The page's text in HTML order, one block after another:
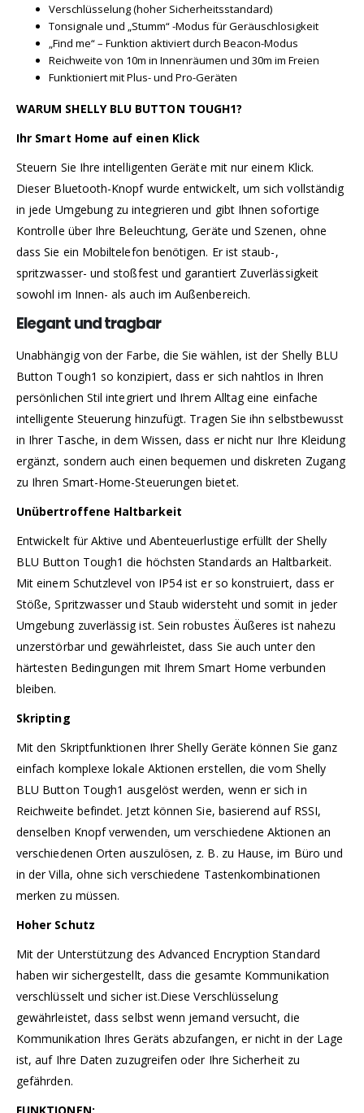
Verschlüsselung (hoher Sicherheitsstandard)
Tonsignale und „Stumm“ -Modus für Geräuschlosigkeit
„Find me“ – Funktion aktiviert durch Beacon-Modus
Reichweite von 10m in Innenräumen und 30m im Freien
Funktioniert mit Plus- und Pro-Geräten
WARUM SHELLY BLU BUTTON TOUGH1?
Ihr Smart Home auf einen Klick
Steuern Sie Ihre intelligenten Geräte mit nur einem Klick.
Dieser Bluetooth-Knopf wurde entwickelt, um sich vollständig
in jede Umgebung zu integrieren und gibt Ihnen sofortige
Kontrolle über Ihre Beleuchtung, Geräte und Szenen, ohne
dass Sie ein Mobiltelefon benötigen. Er ist staub-,
spritzwasser- und stoßfest und garantiert Zuverlässigkeit
sowohl im Innen- als auch im Außenbereich.
Elegant und tragbar
Unabhängig von der Farbe, die Sie wählen, ist der Shelly BLU
Button Tough1 so konzipiert, dass er sich nahtlos in Ihren
persönlichen Stil integriert und Ihrem Alltag eine einfache
intelligente Steuerung hinzufügt. Tragen Sie ihn selbstbewusst
in Ihrer Tasche, in dem Wissen, dass er nicht nur Ihre Kleidung
ergänzt, sondern auch einen bequemen und diskreten Zugang
zu Ihren Smart-Home-Steuerungen bietet.
Unübertroffene Haltbarkeit
Entwickelt für Aktive und Abenteuerlustige erfüllt der Shelly
BLU Button Tough1 die höchsten Standards an Haltbarkeit.
Mit einem Schutzlevel von IP54 ist er so konstruiert, dass er
Stöße, Spritzwasser und Staub widersteht und somit in jeder
Umgebung zuverlässig ist. Sein robustes Äußeres ist nahezu
unzerstörbar und gewährleistet, dass Sie auch unter den
härtesten Bedingungen mit Ihrem Smart Home verbunden
bleiben.
Skripting
Mit den Skriptfunktionen Ihrer Shelly Geräte können Sie ganz
einfach komplexe lokale Aktionen erstellen, die vom Shelly
BLU Button Tough1 ausgelöst werden, wenn er sich in
Reichweite befindet. Jetzt können Sie, basierend auf RSSI,
denselben Knopf verwenden, um verschiedene Aktionen an
verschiedenen Orten auszulösen, z. B. zu Hause, im Büro und
in der Villa, ohne sich verschiedene Tastenkombinationen
merken zu müssen.
Hoher Schutz
Mit der Unterstützung des Advanced Encryption Standard
haben wir sichergestellt, dass die gesamte Kommunikation
verschlüsselt und sicher ist.Diese Verschlüsselung
gewährleistet, dass selbst wenn jemand versucht, die
Kommunikation Ihres Geräts abzufangen, er nicht in der Lage
ist, auf Ihre Daten zuzugreifen oder Ihre Sicherheit zu
gefährden.